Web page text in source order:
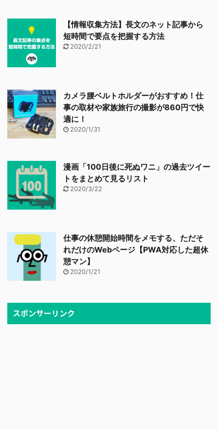
【情報収集方法】長文のネット記事から
短時間で要点を把握する方法
2020/2/21
カメラ腰ベルトホルダーがおすすめ！仕
事の取材や家族旅行の撮影が860円で快
適に！
2020/1/31
漫画「100日後に死ぬワニ」の過去ツイー
トをまとめて見るリスト
2020/3/22
仕事の休憩開始時間をメモする、ただそ
れだけのWebページ【PWA対応した超休
憩マン】
2020/1/21
スポンサーリンク